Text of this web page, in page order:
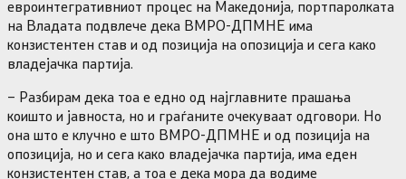
евроинтегративниот процес на Македонија, портпаролката
на Владата подвлече дека ВМРО-ДПМНЕ има
конзистентен став и од позиција на опозиција и сега како
владејачка партија.
– Разбирам дека тоа е едно од најглавните прашања
коишто и јавноста, но и граѓаните очекуваат одговори. Но
она што е клучно е што ВМРО-ДПМНЕ и од позиција на
опозиција, но и сега како владејачка партија, има еден
конзистентен став, а тоа е дека мора да водиме